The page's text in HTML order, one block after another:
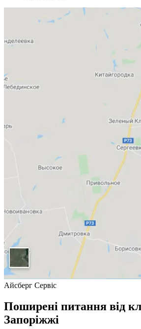
Айсберг Сервіс
Поширені питання від
Запоріжжі